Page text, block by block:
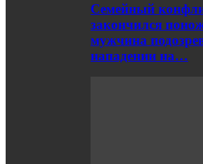
Семейный
закончился
мужчина
нападении на…